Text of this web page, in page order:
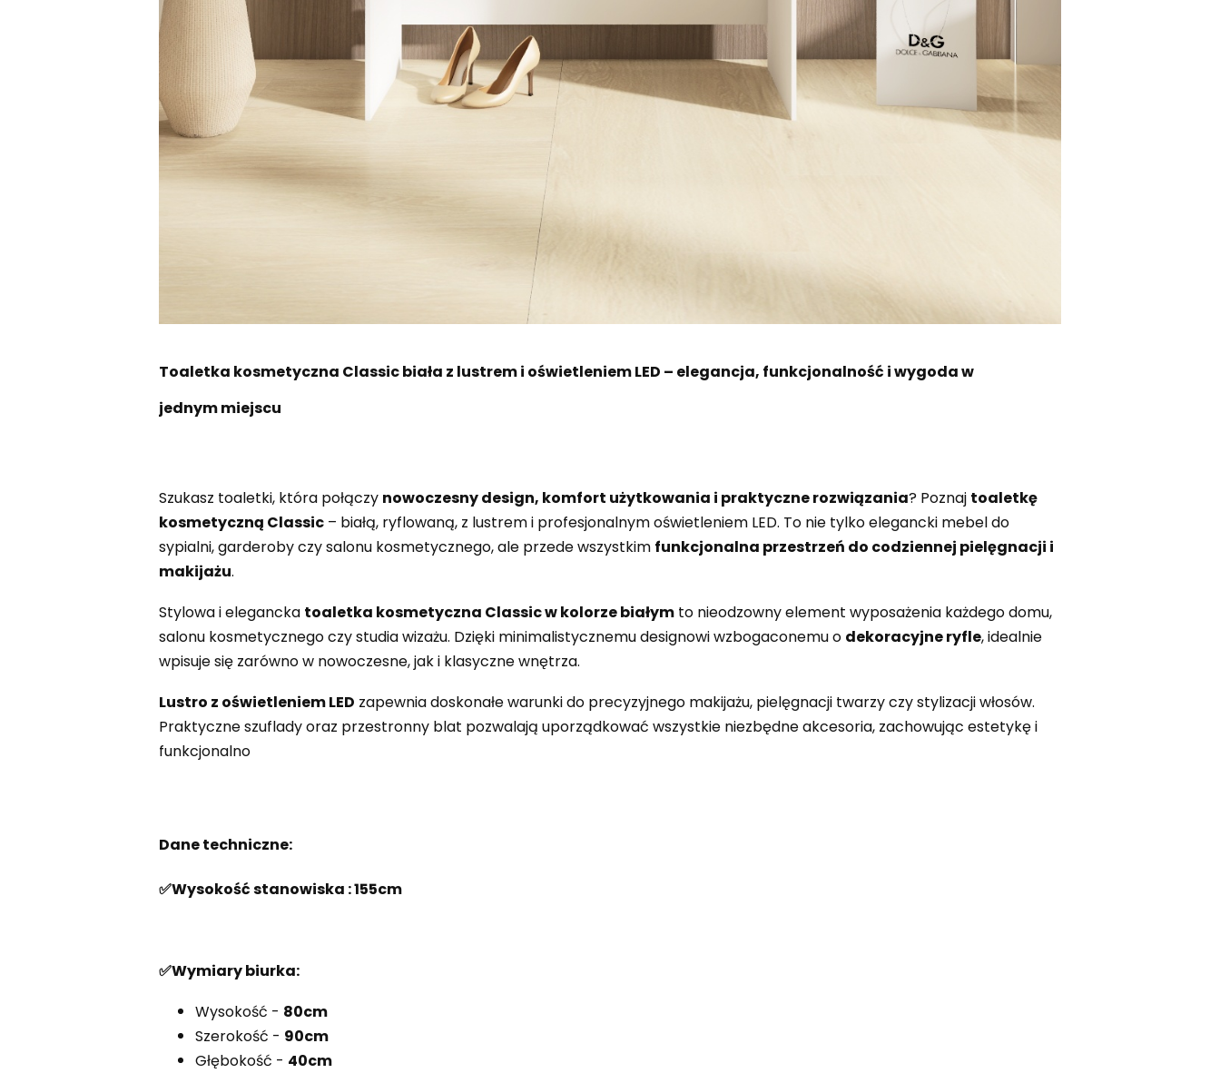
Toaletka kosmetyczna Classic biała z lustrem i oświetleniem LED – elegancja, funkcjonalność i wygoda w
jednym miejscu
Szukasz toaletki, która połączy nowoczesny design, komfort użytkowania i praktyczne rozwiązania? Poznaj toaletkę
kosmetyczną Classic– białą, ryflowaną, z lustrem i profesjonalnym oświetleniem LED. To nie tylko elegancki mebel do
sypialni, garderoby czy salonu kosmetycznego, ale przede wszystkim funkcjonalna przestrzeń do codziennej pielęgnacji i
makijażu.
Stylowa i elegancka toaletka kosmetyczna Classic w kolorze białymto nieodzowny element wyposażenia każdego domu,
salonu kosmetycznego czy studia wizażu. Dzięki minimalistycznemu designowi wzbogaconemu o dekoracyjne ryfle, idealnie
wpisuje się zarówno w nowoczesne, jak i klasyczne wnętrza.
Lustro z oświetleniem LED zapewnia doskonałe warunki do precyzyjnego makijażu, pielęgnacji twarzy czy stylizacji włosów.
Praktyczne szuflady oraz przestronny blat pozwalają uporządkować wszystkie niezbędne akcesoria, zachowując estetykę i
funkcjonalno
Dane techniczne:
✅Wysokość stanowiska : 155cm
✅Wymiary biurka:
Wysokość - 80cm
Szerokość - 90cm
Głębokość - 40cm